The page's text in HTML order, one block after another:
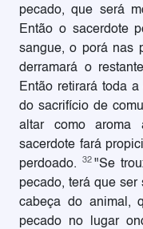
pecado, que será
Então o sacerdote
sangue, o porá nas
derramará o
Então retirará toda
do sacrifício de
altar como aroma
sacerdote fará
perdoado.
32 "Se
pecado, terá que
cabeça do animal,
pecado no lugar